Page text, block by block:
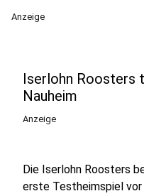
Anzeige
Iserlohn Roosters
Nauheim
Anzeige
Die Iserlohn Roosters
erste Testheimspiel vor